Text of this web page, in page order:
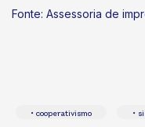
Fonte: Assessoria de
• cooperativismo •